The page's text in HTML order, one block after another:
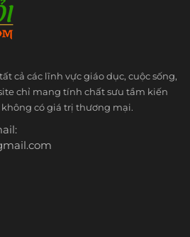
cả các lĩnh vực giáo dục, cuộc sống,
chỉ mang tính chất sưu tầm kiến
có giá trị thương mại.